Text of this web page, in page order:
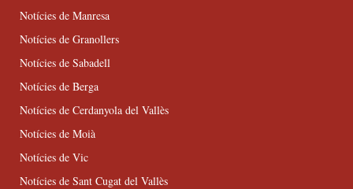
Notícies de Manresa
Notícies de Granollers
Notícies de Sabadell
Notícies de Berga
Notícies de Cerdanyola del Vallès
Notícies de Moià
Notícies de Vic
Notícies de Sant Cugat del Vallès